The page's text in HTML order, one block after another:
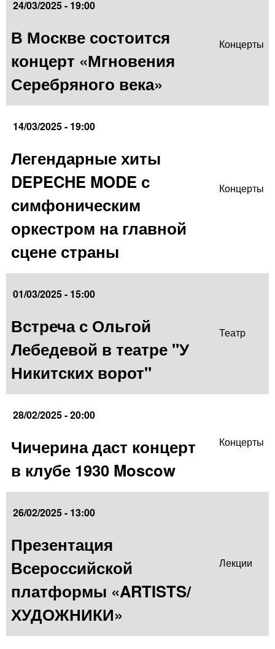
24/03/2025 - 19:00
В Москве состоится
концерт «Мгновения
Серебряного века»
Концерты
14/03/2025 - 19:00
Легендарные хиты
DEPECHE MODE с
симфоническим
оркестром на главной
сцене страны
Концерты
01/03/2025 - 15:00
Встреча с Ольгой
Лебедевой в театре "У
Никитских ворот"
Театр
28/02/2025 - 20:00
Чичерина даст концерт
в клубе 1930 Moscow
Концерты
26/02/2025 - 13:00
Презентация
Всероссийской
платформы «ARTISTS/
ХУДОЖНИКИ»
Лекции